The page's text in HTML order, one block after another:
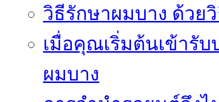
วิธีรักษาผมบาง ด้วย
เมื่อคุณเริ่มต้นเข้ารั
ผมบาง